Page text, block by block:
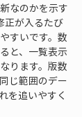
なのかを示す
正が入るたび
すいです。数
と、一覧表示
ります。版数
じ範囲のデー
を追いやすく